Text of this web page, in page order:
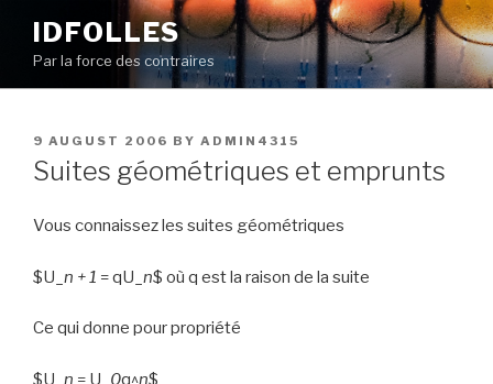
content
IDFOLLES
Par la force des contraires
POSTED
ON
9 AUGUST 2006 BY ADMIN4315
Suites géométriques et emprunts
Vous connaissez les suites géométriques
$U_ n + 1 = qU_ n$ où q est la raison de la suite
Ce qui donne pour propriété
$U_ n = U_ 0q^n$